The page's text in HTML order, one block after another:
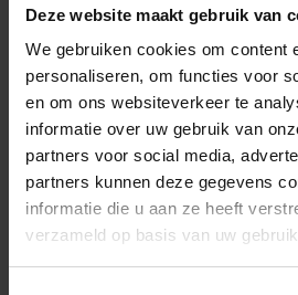
Deze website maakt gebruik van
We gebruiken cookies om content
personaliseren, om functies voor
en om ons websiteverkeer te
informatie over uw gebruik van
partners voor social media,
partners kunnen deze gegevens
informatie die u aan ze heeft
verzameld op basis van uw
Kies je kleur: marinesilver
Aantal Maat